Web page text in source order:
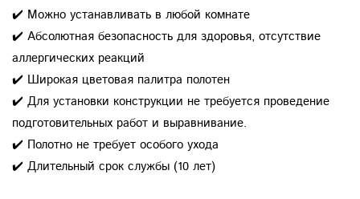
✔️ Можно устанавливать в любой комнате
✔️ Абсолютная безопасность для здоровья, отсутствие
аллергических реакций
✔️ Широкая цветовая палитра полотен
✔️ Для установки конструкции не требуется проведение
подготовительных работ и выравнивание.
✔️ Полотно не требует особого ухода
✔️ Длительный срок службы (10 лет)